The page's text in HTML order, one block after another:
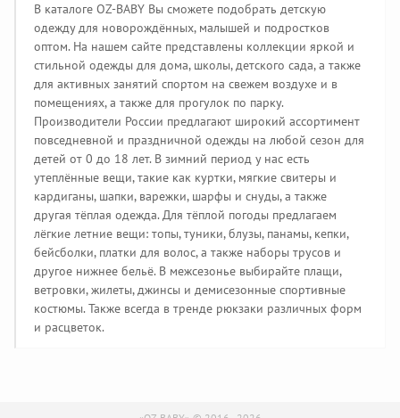
В каталоге OZ-BABY Вы сможете подобрать детскую
одежду для новорождённых, малышей и подростков
оптом. На нашем сайте представлены коллекции яркой и
стильной одежды для дома, школы, детского сада, а также
для активных занятий спортом на свежем воздухе и в
помещениях, а также для прогулок по парку.
Производители России предлагают широкий ассортимент
повседневной и праздничной одежды на любой сезон для
детей от 0 до 18 лет. В зимний период у нас есть
утеплённые вещи, такие как куртки, мягкие свитеры и
кардиганы, шапки, варежки, шарфы и снуды, а также
другая тёплая одежда. Для тёплой погоды предлагаем
лёгкие летние вещи: топы, туники, блузы, панамы, кепки,
бейсболки, платки для волос, а также наборы трусов и
другое нижнее бельё. В межсезонье выбирайте плащи,
ветровки, жилеты, джинсы и демисезонные спортивные
костюмы. Также всегда в тренде рюкзаки различных форм
и расцветок.